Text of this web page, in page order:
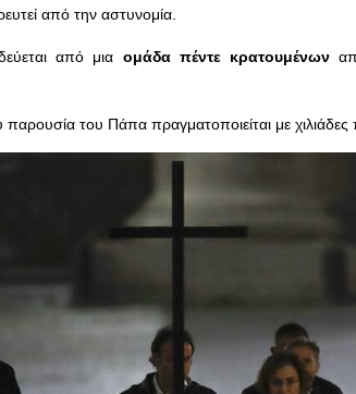
από την αστυνομία.
από μια ομάδα πέντε κρατουμένων
του Πάπα πραγματοποιείται με